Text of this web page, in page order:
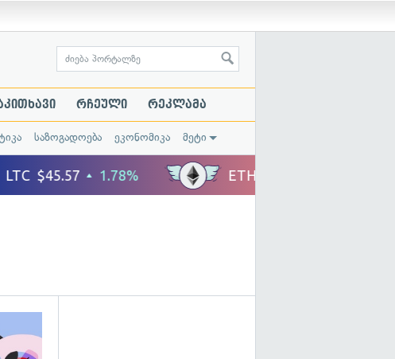
რჩეული რეკლამა
საზოგადოება ეკონომიკა მეტი